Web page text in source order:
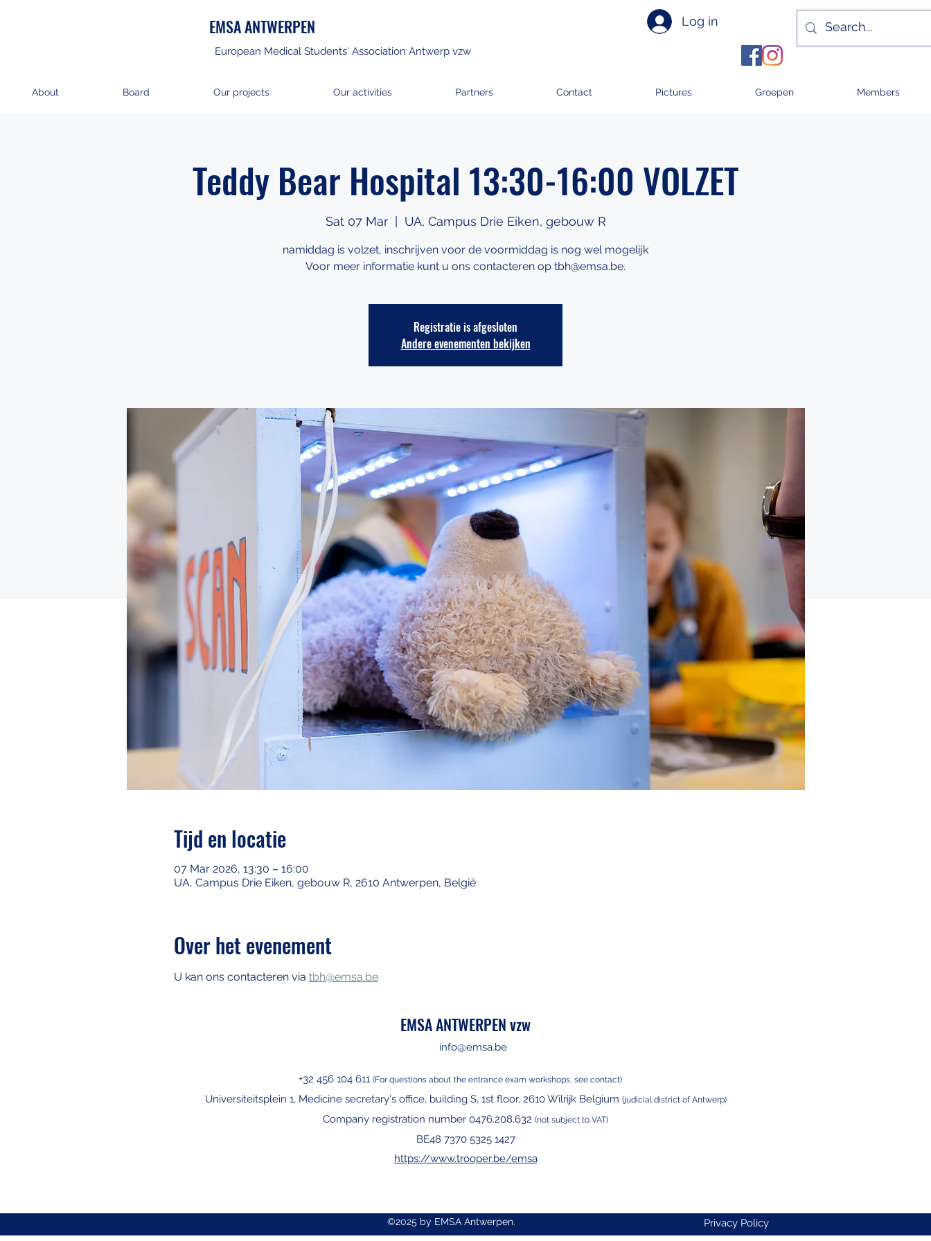
EMSA ANTWERPEN Log in
European Medical Students' Association Antwerp vzw
About Board Our projects Our activities Partners Contact Pictures Groepen Members
Teddy Bear Hospital 13:30-16:00 VOLZET
Sat 07 Mar
  |
UA, Campus Drie Eiken, gebouw R
namiddag is volzet, inschrijven voor de voormiddag is nog wel mogelijk
Voor meer informatie kunt u ons contacteren op tbh@emsa.be.
Registratie is afgesloten
Andere evenementen bekijken
Tijd en locatie
07 Mar 2026, 13:30 – 16:00
UA, Campus Drie Eiken, gebouw R, 2610 Antwerpen, België
Over het evenement
U kan ons contacteren via tbh@emsa.be
EMSA ANTWERPEN vzw
info@emsa.be
+32 456 104 611 (For questions about the entrance exam workshops, see contact)
Universiteitsplein 1, Medicine secretary's office, building S, 1st floor, 2610 Wilrijk Belgium (judicial district of Antwerp)
Company registration number 0476.208.632 (not subject to VAT)
BE48 7370 5325 1427
https://www.trooper.be/emsa
©2025 by EMSA Antwerpen. Privacy Policy